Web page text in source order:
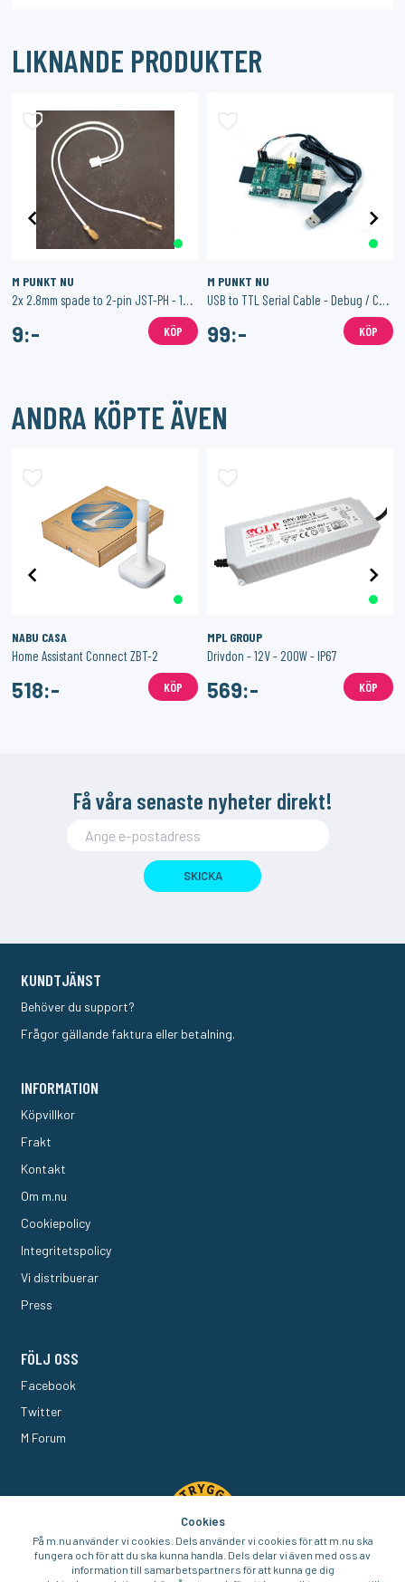
LIKNANDE PRODUKTER
M PUNKT NU
9:- KÖP
M PUNKT NU
99:- KÖP
ANDRA KÖPTE ÄVEN
NABU CASA
Home Assistant Connect ZBT-2
518:- KÖP
MPL GROUP
Drivdon - 12V - 200W - IP67
569:- KÖP
Få våra senaste nyheter direkt!
SKICKA
KUNDTJÄNST
Behöver du support?
Frågor gällande faktura eller betalning.
INFORMATION
Köpvillkor
Frakt
Kontakt
Om m.nu
Cookiepolicy
Integritetspolicy
Vi distribuerar
Press
FÖLJ OSS
Facebook
Twitter
M Forum
Cookies
På m.nu använder vi cookies. Dels använder vi cookies för att m.nu ska
fungera och för att du ska kunna handla. Dels delar vi även med oss av
information till samarbetspartners för att kunna ge dig